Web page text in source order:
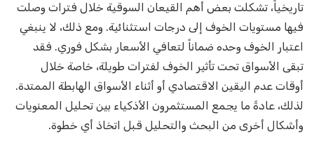
تاريخياً، تشكلت بعض أهم القيعان السوقية خلال فترات وصلت
فيها مستويات الخوف إلى درجات استثنائية. ومع ذلك، لا ينبغي
اعتبار الخوف وحده ضماناً لتعافي الأسعار بشكل فوري. فقد
تبقى الأسواق تحت تأثير الخوف لفترات طويلة، خاصة خلال
أوقات عدم اليقين الاقتصادي أو أثناء الأسواق الهابطة الممتدة.
لذلك، عادةً ما يجمع المستثمرون الأذكياء بين تحليل المعنويات
وأشكال أخرى من البحث والتحليل قبل اتخاذ أي خطوة.